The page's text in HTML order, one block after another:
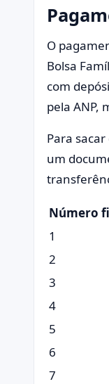
O
Bolsa
com
pela ANP,
Para
um
Número
1
2
3
4
5
6
7